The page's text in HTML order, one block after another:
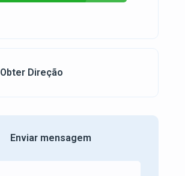
Obter Direção
Enviar mensagem